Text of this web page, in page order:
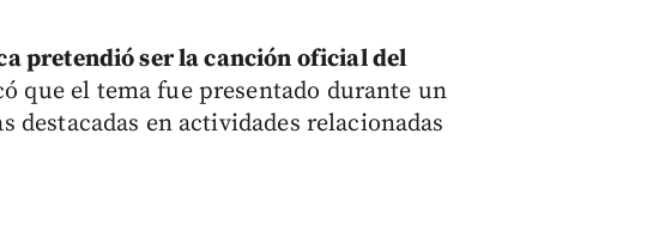
pretendió ser la canción oficial del
que el tema fue presentado durante un
destacadas en actividades relacionadas